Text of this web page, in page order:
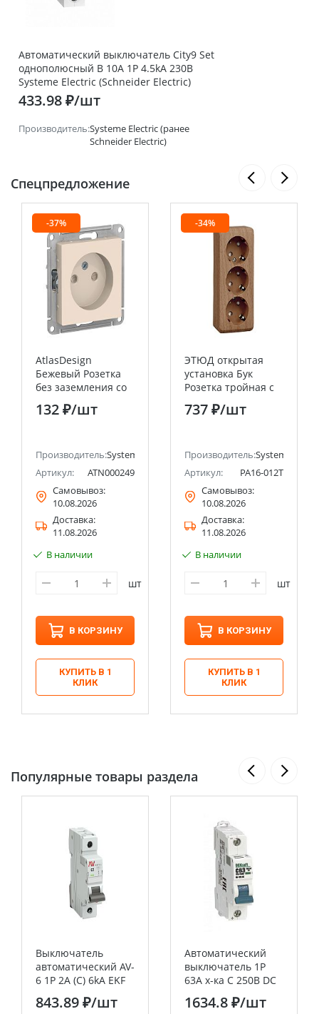
Автоматический выключатель City9 Set
однополюсный B 10А 1P 4.5kA 230В
Systeme Electric (Schneider Electric)
433.98 ₽/шт
Производитель:Systeme Electric (ранее
Schneider Electric)
Спецпредложение
(ранее Schneider Electric)
-37%
AtlasDesign
Бежевый Розетка
без заземления со
шторками 16А
Systeme Electric
132 ₽/шт
Производитель:Systeme Electric (ранее Schneider Electric)
Артикул:
ATN000249
Самовывоз:
10.08.2026
Доставка:
11.08.2026
В наличии
шт
В КОРЗИНУ
КУПИТЬ В 1
КЛИК
-34%
ЭТЮД открытая
установка Бук
Розетка тройная с
заземлением со
шторками 16А 250B
737 ₽/шт
Производитель:Systeme
Артикул:
PA16-012T
Самовывоз:
10.08.2026
Доставка:
11.08.2026
В наличии
шт
В КОРЗИНУ
КУПИТЬ В 1
КЛИК
Популярные товары раздела
Выключатель
автоматический AV-
6 1P 2A (C) 6kA EKF
843.89 ₽/шт
Автоматический
выключатель 1Р
63A х-ка C 250В DC
ВА-105 DEKraft
1634.8 ₽/шт